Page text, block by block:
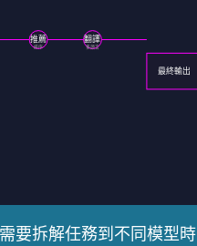
推薦
排序
翻譯
多語言
最終輸出
要拆解任務到不同模型